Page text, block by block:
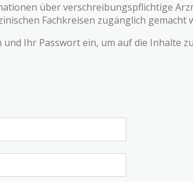
über verschreibungspflichtige
Fachkreisen zugänglich gemacht
Ihr Passwort ein, um auf die Inhalte